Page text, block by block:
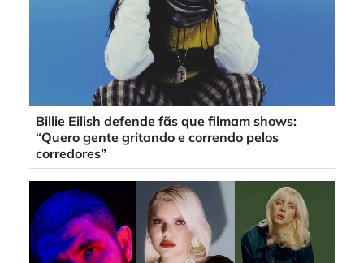
Billie Eilish defende fãs que filmam shows:
“Quero gente gritando e correndo pelos
corredores”